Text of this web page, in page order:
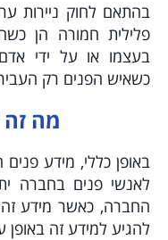
בהתאם לחוק ניירות
פלילית חמורה הן
בעצמו או על ידי
כשאיש הפנים רק
מה זה
באופן כללי, מידע
לאנשי פנים בחברה
החברה, כאשר מידע זה
להגיע למידע זה באופן